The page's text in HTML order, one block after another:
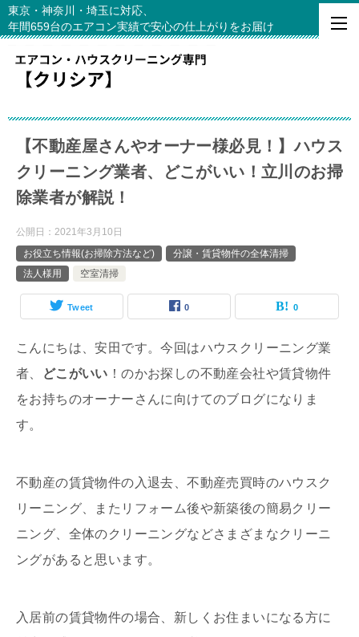
東京・神奈川・埼玉に対応、
年間659台のエアコン実績で安心の仕上がりをお届け
【不動産屋さんやオーナー様必見！】ハウス
クリーニング業者、どこがいい！立川のお掃
除業者が解説！
公開日： 2021年3月10日
お役立ち情報(お掃除方法など)
分譲・賃貸物件の全体清掃
法人様用
空室清掃
Tweet 0 0
こんにちは、安田です。今回はハウスクリーニング業
者、
どこがいい ！のかお探しの不動産会社や賃貸物件
をお持ちのオーナーさんに向けてのブログになりま
す。
不動産の賃貸物件の入退去、不動産売買時のハウスク
リーニング、またリフォーム後や新築後の簡易クリー
ニング、全体のクリーニングなどさまざまなクリーニ
ングがあると思います。
入居前の賃貸物件の場合、新しくお住まいになる方に